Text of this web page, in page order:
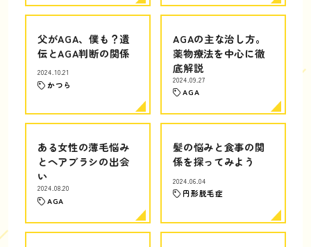
父がAGA、僕も？遺
伝とAGA判断の関係
2024.10.21
かつら
AGAの主な治し方。
薬物療法を中心に徹
底解説
2024.09.27
AGA
ある女性の薄毛悩み
とヘアブラシの出会
い
2024.08.20
AGA
髪の悩みと食事の関
係を探ってみよう
2024.06.04
円形脱毛症